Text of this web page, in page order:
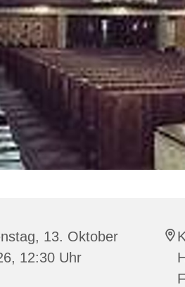
13. Oktober
12:30 Uhr